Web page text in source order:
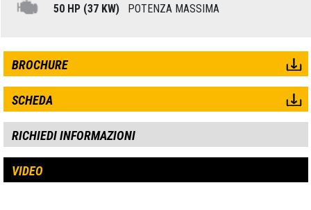
50 HP (37 KW) POTENZA MASSIMA
BROCHURE
SCHEDA
RICHIEDI INFORMAZIONI
VIDEO